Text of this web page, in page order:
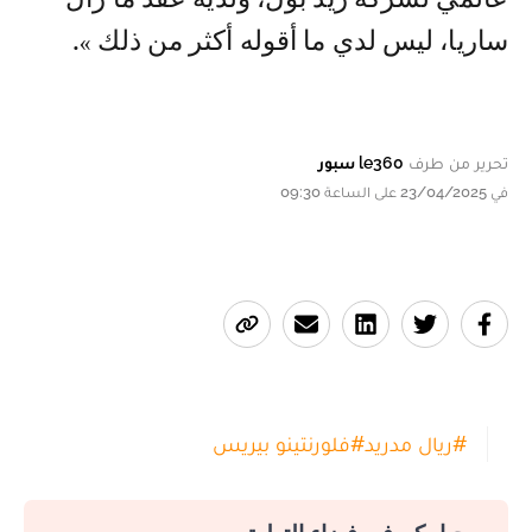
ساريا، ليس لدي ما أقوله أكثر من ذلك ».
تحرير من طرف le360 سبور
في 23/04/2025 على الساعة 09:30
#ريال مدريد#فلورنتينو بيريس